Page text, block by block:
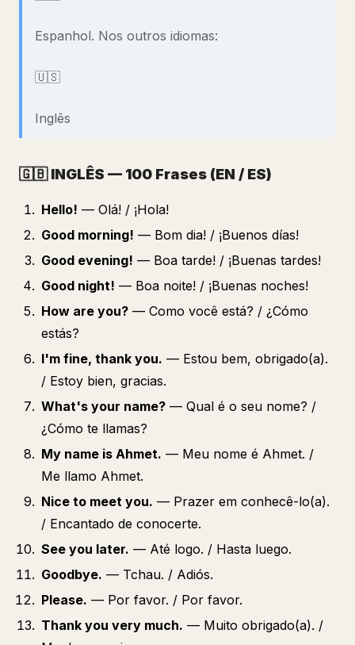
Espanhol. Nos outros idiomas:
🇺🇸
Inglês
🇬🇧INGLÊS — 100 Frases (EN / ES)
Hello! — Olá! / ¡Hola!
Good morning! — Bom dia! / ¡Buenos días!
Good evening! — Boa tarde! / ¡Buenas tardes!
Good night! — Boa noite! / ¡Buenas noches!
How are you? — Como você está? / ¿Cómo
estás?
I'm fine, thank you. — Estou bem, obrigado(a).
/ Estoy bien, gracias.
What's your name? — Qual é o seu nome? /
¿Cómo te llamas?
My name is Ahmet. — Meu nome é Ahmet. /
Me llamo Ahmet.
Nice to meet you. — Prazer em conhecê-lo(a).
/ Encantado de conocerte.
See you later. — Até logo. / Hasta luego.
Goodbye. — Tchau. / Adiós.
Please. — Por favor. / Por favor.
Thank you very much. — Muito obrigado(a). /